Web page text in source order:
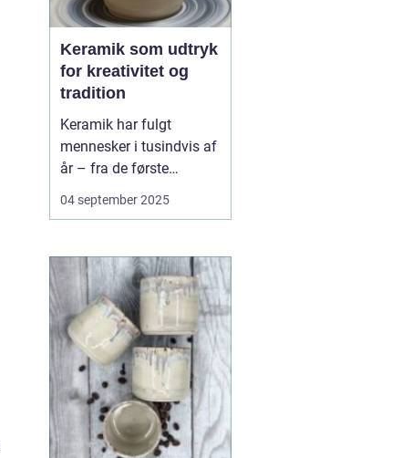
Keramik som udtryk
for kreativitet og
tradition
Keramik har fulgt
mennesker i tusindvis af
år – fra de første
lerkrukker til nutidens
kunstneriske værker. Det
håndværkstradition, der
både har praktisk og
kulturel betydning, og
som samtidig giver pla...
04 september 2025